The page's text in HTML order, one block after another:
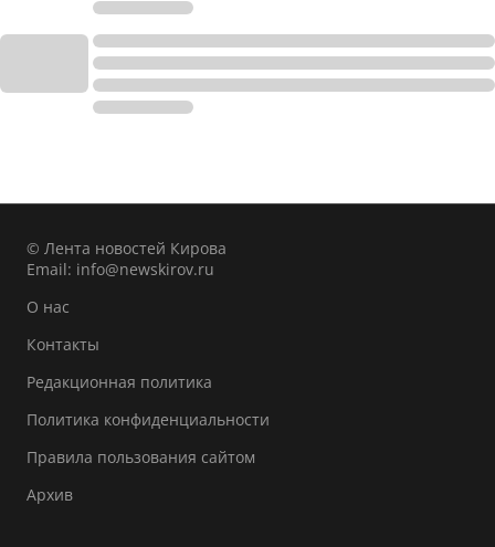
© Лента новостей Кирова
Email: info@newskirov.ru
О нас
Контакты
Редакционная политика
Политика конфиденциальности
Правила пользования сайтом
Архив